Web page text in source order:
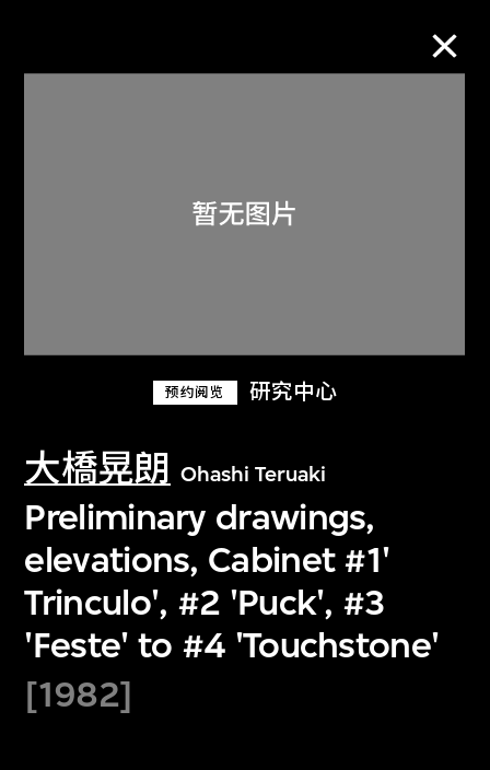
预约阅览 研究中心
大橋晃朗 Ohashi Teruaki
Preliminary drawings,
elevations, Cabinet #1'
Trinculo', #2 'Puck', #3
'Feste' to #4 'Touchstone'
[1982]
关于M+藏品
探索世界顶级的二十及二十一世纪视觉
文化藏品。